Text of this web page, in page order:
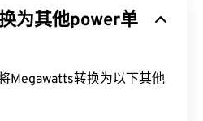
为其他power单
Megawatts转换为以下其他